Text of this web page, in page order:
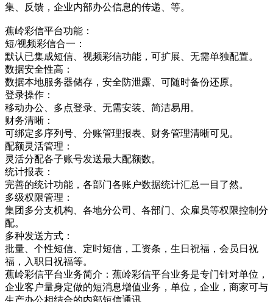
集、反馈，企业内部办公信息的传递、等。
蕉岭彩信平台功能：
短/视频彩信合一：
默认已集成短信、视频彩信功能，可扩展、无需单独配置。
数据安全性高：
数据本地服务器储存，安全防泄露、可随时备份还原。
登录操作：
移动办公、多点登录、无需安装、简洁易用。
财务清晰：
可绑定多序列号、分账管理报表、财务管理清晰可见。
配额灵活管理：
灵活分配各子账号发送最大配额数。
统计报表：
完善的统计功能，各部门各账户数据统计汇总一目了然。
多级权限管理：
集团多分支机构、各地分公司、各部门、众雇员等权限控制分
配。
多种发送方式：
批量、个性短信、定时短信，工资条，生日祝福，会员日祝
福，入职日祝福等。
蕉岭彩信平台业务简介：蕉岭彩信平台业务是专门针对单位，
企业客户量身定做的短消息增值业务，单位，企业，商家可与
生产办公相结合的内部短信通讯，